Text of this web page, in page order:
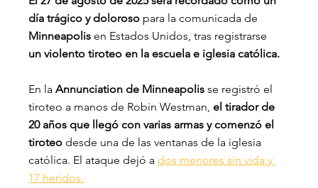
día trágico y doloroso para la comunicada de
Minneapolis en Estados Unidos, tras registrarse
un violento tiroteo en la escuela e iglesia católica.
En la Annunciation de Minneapolis se registró el
tiroteo a manos de Robin Westman, el tirador de
20 años que llegó con varias armas y comenzó el
tiroteo desde una de las ventanas de la iglesia
católica. El ataque dejó a dos menores sin vida y
17 heridos.